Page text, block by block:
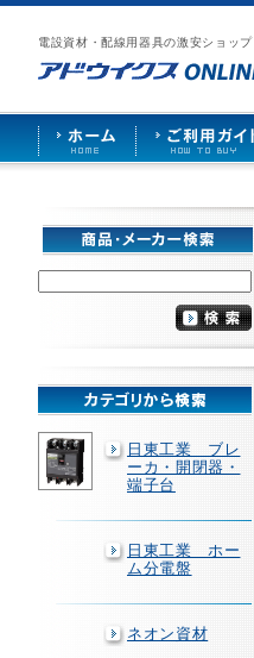
電設資材・配線用器具の激安ショップ
日東工業 ブレ
ーカ・開閉器・
端子台
日東工業 ホー
ム分電盤
ネオン資材